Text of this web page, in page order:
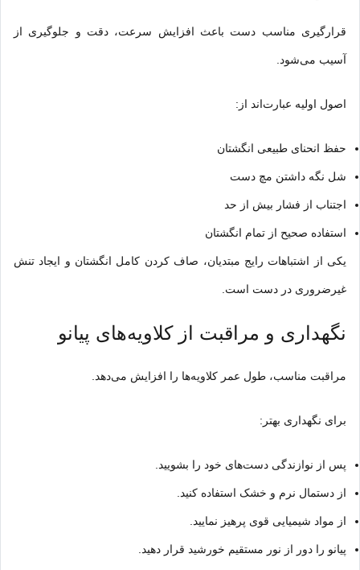
قرارگیری مناسب دست باعث افزایش سرعت، دقت و جلوگیری از
آسیب می‌شود.
اصول اولیه عبارت‌اند از:
حفظ انحنای طبیعی انگشتان
شل نگه داشتن مچ دست
اجتناب از فشار بیش از حد
استفاده صحیح از تمام انگشتان
یکی از اشتباهات رایج مبتدیان، صاف کردن کامل انگشتان و ایجاد تنش
غیرضروری در دست است.
نگهداری و مراقبت از کلاویه‌های پیانو
مراقبت مناسب، طول عمر کلاویه‌ها را افزایش می‌دهد.
برای نگهداری بهتر:
پس از نوازندگی دست‌های خود را بشویید.
از دستمال نرم و خشک استفاده کنید.
از مواد شیمیایی قوی پرهیز نمایید.
پیانو را دور از نور مستقیم خورشید قرار دهید.